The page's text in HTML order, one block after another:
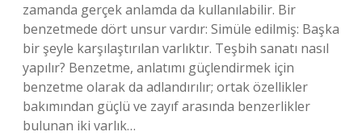
zamanda gerçek anlamda da kullanılabilir. Bir
benzetmede dört unsur vardır: Simüle edilmiş: Başka
bir şeyle karşılaştırılan varlıktır. Teşbih sanatı nasıl
yapılır? Benzetme, anlatımı güçlendirmek için
benzetme olarak da adlandırılır; ortak özellikler
bakımından güçlü ve zayıf arasında benzerlikler
bulunan iki varlık…